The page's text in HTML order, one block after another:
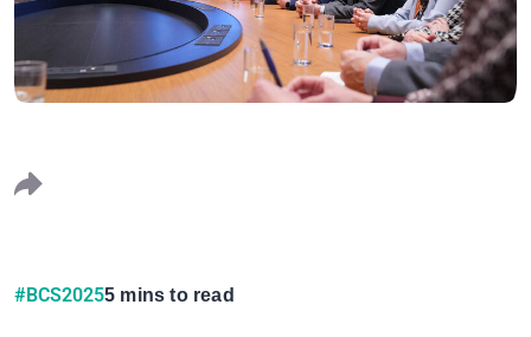
#BCS20255 mins to read